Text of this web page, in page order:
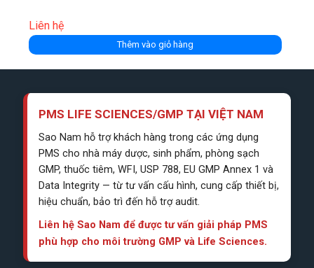
Liên hệ
Thêm vào giỏ hàng
PMS LIFE SCIENCES/GMP TẠI VIỆT NAM
Sao Nam hỗ trợ khách hàng trong các ứng dụng
PMS cho nhà máy dược, sinh phẩm, phòng sạch
GMP, thuốc tiêm, WFI, USP 788, EU GMP Annex 1 và
Data Integrity — từ tư vấn cấu hình, cung cấp thiết bị,
hiệu chuẩn, bảo trì đến hỗ trợ audit.
Liên hệ Sao Nam để được tư vấn giải pháp PMS
phù hợp cho môi trường GMP và Life Sciences.